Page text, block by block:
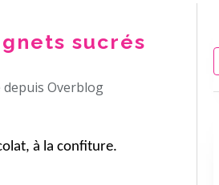
sucrés
Overblog
à la confiture.